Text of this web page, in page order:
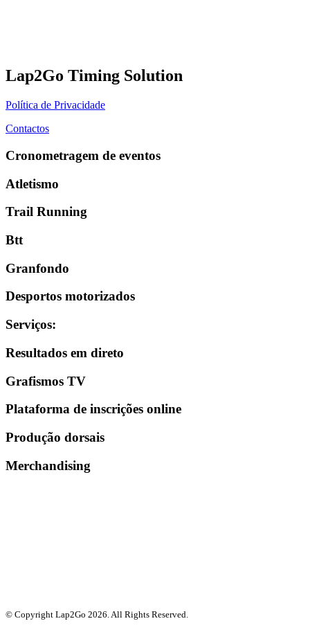
Lap2Go Timing Solution
Política de Privacidade
Contactos
Cronometragem de eventos
Atletismo
Trail Running
Btt
Granfondo
Desportos motorizados
Serviços:
Resultados em direto
Grafismos TV
Plataforma de inscrições online
Produção dorsais
Merchandising
© Copyright Lap2Go 2026. All Rights Reserved.